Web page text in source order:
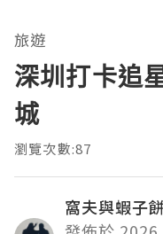
旅遊
深圳打卡追
城
瀏覽次數:87
窩夫與蝦子餅